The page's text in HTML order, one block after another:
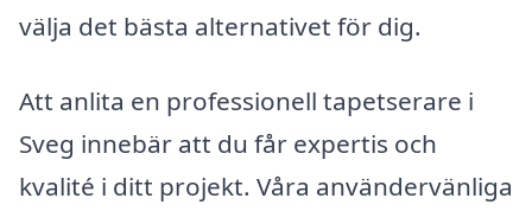
välja det bästa alternativet för dig.
Att anlita en professionell tapetserare i
Sveg innebär att du får expertis och
kvalité i ditt projekt. Våra användervänliga